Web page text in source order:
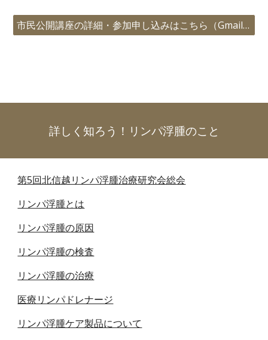
市民公開講座の詳細・参加申し込みはこちら（Gmailでの登録が必要です）
詳しく知ろう！リンパ浮腫のこと
第5回北信越リンパ浮腫治療研究会総会
リンパ浮腫とは
リンパ浮腫の原因
リンパ浮腫の検査
リンパ浮腫の治療
医療リンパドレナージ
リンパ浮腫ケア製品について